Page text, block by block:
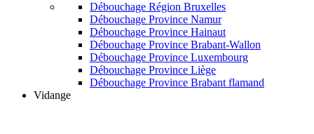
Débouchage Région Bruxelles
Débouchage Province Namur
Débouchage Province Hainaut
Débouchage Province Brabant-Wallon
Débouchage Province Luxembourg
Débouchage Province Liège
Débouchage Province Brabant flamand
Vidange